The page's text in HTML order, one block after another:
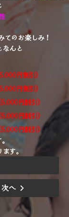
てのお楽しみ！
なんと
円割引)
円割引)
円割引)
円割引)
円割引)
す。
次へ